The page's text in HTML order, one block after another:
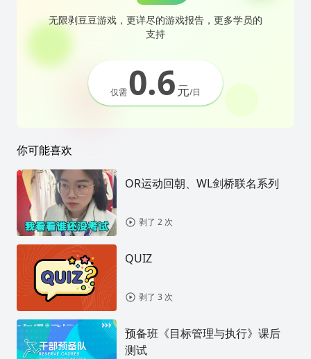
无限剥豆豆游戏，更详尽的游戏报告，更多学员的
支持
仅需0.6元/日
你可能喜欢
OR运动回朝、WL剑桥联名系列
剥了 2 次
QUIZ
剥了 3 次
预备班《目标管理与执行》课后
测试